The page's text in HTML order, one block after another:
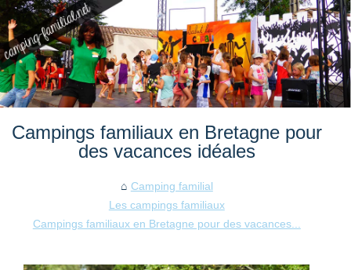
Campings familiaux en Bretagne pour
des vacances idéales
Camping familial
Les campings familiaux
Campings familiaux en Bretagne pour des vacances...